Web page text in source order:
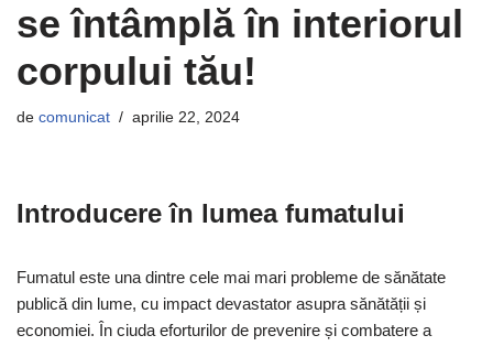
se întâmplă în interiorul
corpului tău!
de comunicat aprilie 22, 2024
Introducere în lumea fumatului
Fumatul este una dintre cele mai mari probleme de sănătate
publică din lume, cu impact devastator asupra sănătății și
economiei. În ciuda eforturilor de prevenire și combatere a